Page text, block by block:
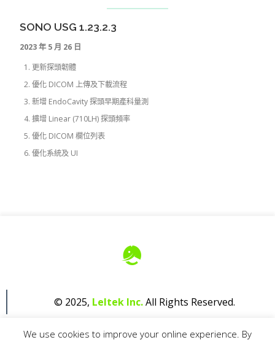
SONO USG 1.23.2.3
2023 年 5 月 26 日
更新探頭韌體
優化 DICOM 上傳及下載流程
新增 EndoCavity 探頭早期產科量測
擴增 Linear (710LH) 探頭頻率
優化 DICOM 欄位列表
優化系統及 UI
© 2025, Leltek Inc.All Rights Reserved.
We use cookies to improve your online experience. By